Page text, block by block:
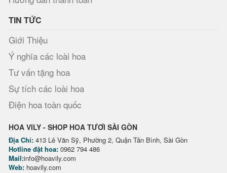
TIN TỨC
Giới Thiệu
Ý nghĩa các loài hoa
Tư vấn tặng hoa
Sự tích các loài hoa
Điện hoa toàn quốc
HOA VILY - SHOP HOA TƯƠI SÀI GÒN
Địa Chỉ: 413 Lê Văn Sỹ, Phường 2, Quận Tân Bình, Sài Gòn
Hotline đặt hoa: 0962 794 486
Mail:info@hoavily.com
Web: hoavily.com